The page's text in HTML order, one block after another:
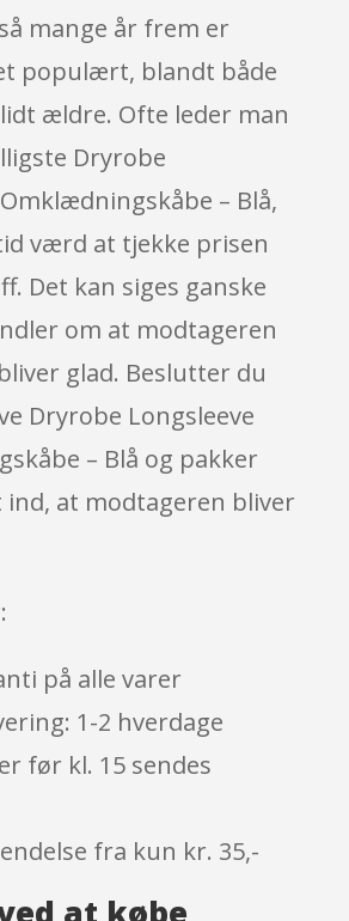
mange år frem er
populært, blandt både
ældre. Ofte leder man
Dryrobe
– Blå,
værd at tjekke prisen
Det kan siges ganske
om at modtageren
glad. Beslutter du
Dryrobe Longsleeve
– Blå og pakker
at modtageren bliver
på alle varer
1-2 hverdage
før kl. 15 sendes
fra kun kr. 35,-
at købe